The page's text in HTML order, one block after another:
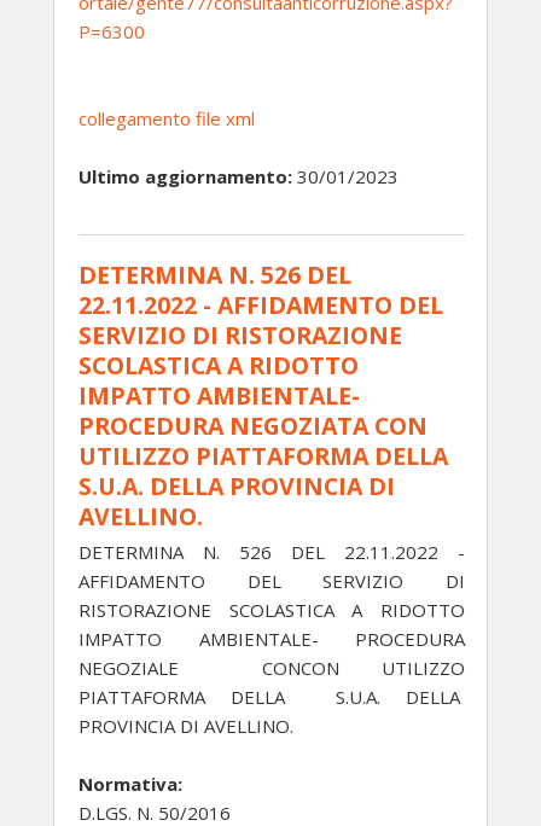
P=6300
collegamento file xml
Ultimo aggiornamento: 30/01/2023
DETERMINA N. 526 DEL
22.11.2022 - AFFIDAMENTO DEL
SERVIZIO DI RISTORAZIONE
SCOLASTICA A RIDOTTO
IMPATTO AMBIENTALE-
PROCEDURA NEGOZIATA CON
UTILIZZO PIATTAFORMA DELLA
S.U.A. DELLA PROVINCIA DI
AVELLINO.
DETERMINA N. 526 DEL 22.11.2022 -
AFFIDAMENTO DEL SERVIZIO DI
RISTORAZIONE SCOLASTICA A RIDOTTO
IMPATTO AMBIENTALE- PROCEDURA
NEGOZIALE CONCON UTILIZZO
PIATTAFORMA DELLA S.U.A. DELLA
PROVINCIA DI AVELLINO.
Normativa:
D.LGS. N. 50/2016